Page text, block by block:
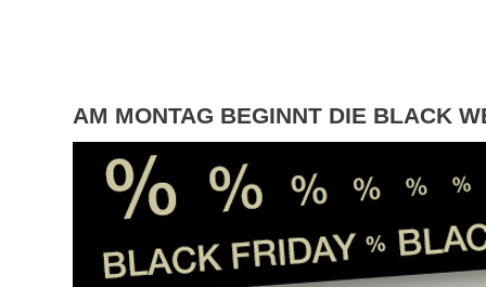
AM MONTAG BEGINNT DIE BLACK